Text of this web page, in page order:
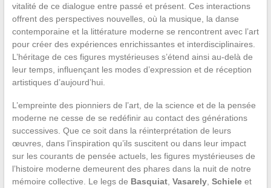
vitalité de ce dialogue entre passé et présent. Ces interactions
offrent des perspectives nouvelles, où la musique, la danse
contemporaine et la littérature moderne se rencontrent avec l’art
pour créer des expériences enrichissantes et interdisciplinaires.
L’héritage de ces figures mystérieuses s’étend ainsi au-delà de
leur temps, influençant les modes d’expression et de réception
artistiques d’aujourd’hui.
L’empreinte des pionniers de l’art, de la science et de la pensée
moderne ne cesse de se redéfinir au contact des générations
successives. Que ce soit dans la réinterprétation de leurs
œuvres, dans l’inspiration qu’ils suscitent ou dans leur impact
sur les courants de pensée actuels, les figures mystérieuses de
l’histoire moderne demeurent des phares dans la nuit de notre
mémoire collective. Le legs de Basquiat, Vasarely, Schieleet